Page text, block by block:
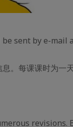
sent by e-mail
。每课课时为一
revisions.